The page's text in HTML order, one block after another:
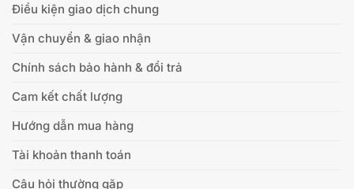
Điều kiện giao dịch chung
Vận chuyển & giao nhận
Chính sách bảo hành & đổi trả
Cam kết chất lượng
Hướng dẫn mua hàng
Tài khoản thanh toán
Câu hỏi thường gặp